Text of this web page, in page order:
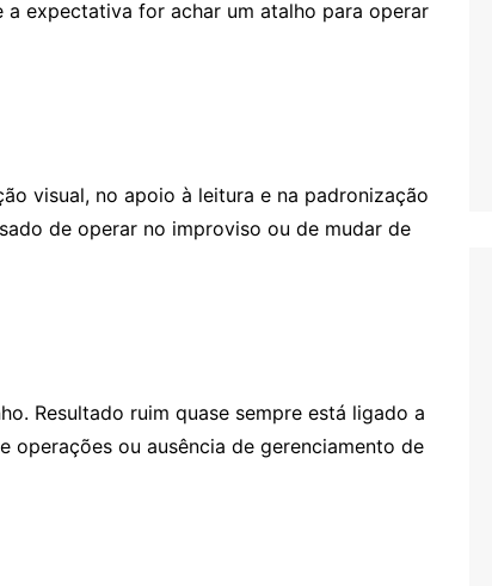
expectativa for achar um atalho para operar
visual, no apoio à leitura e na padronização
de operar no improviso ou de mudar de
Resultado ruim quase sempre está ligado a
operações ou ausência de gerenciamento de